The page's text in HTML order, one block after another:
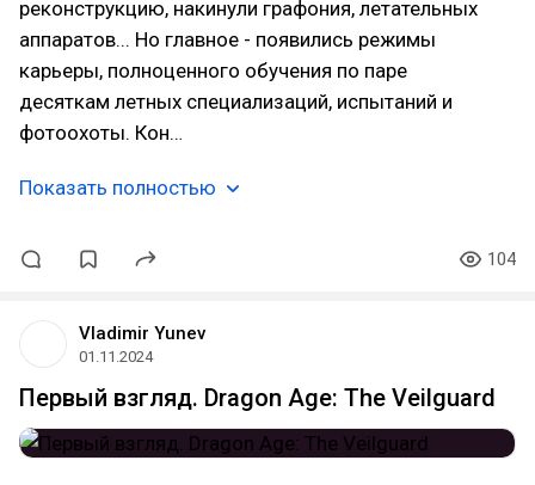
реконструкцию, накинули графония, летательных
аппаратов... Но главное - появились режимы
карьеры, полноценного обучения по паре
десяткам летных специализаций, испытаний и
фотоохоты. Кон…
Показать полностью
104
Vladimir Yunev
01.11.2024
Первый взгляд. Dragon Age: The Veilguard